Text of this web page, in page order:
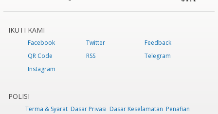
IKUTI KAMI
Facebook Twitter
Feedback
QR Code
RSS
Telegram
Instagram
POLISI
Terma & Syarat Dasar Privasi Dasar Keselamatan Penafian